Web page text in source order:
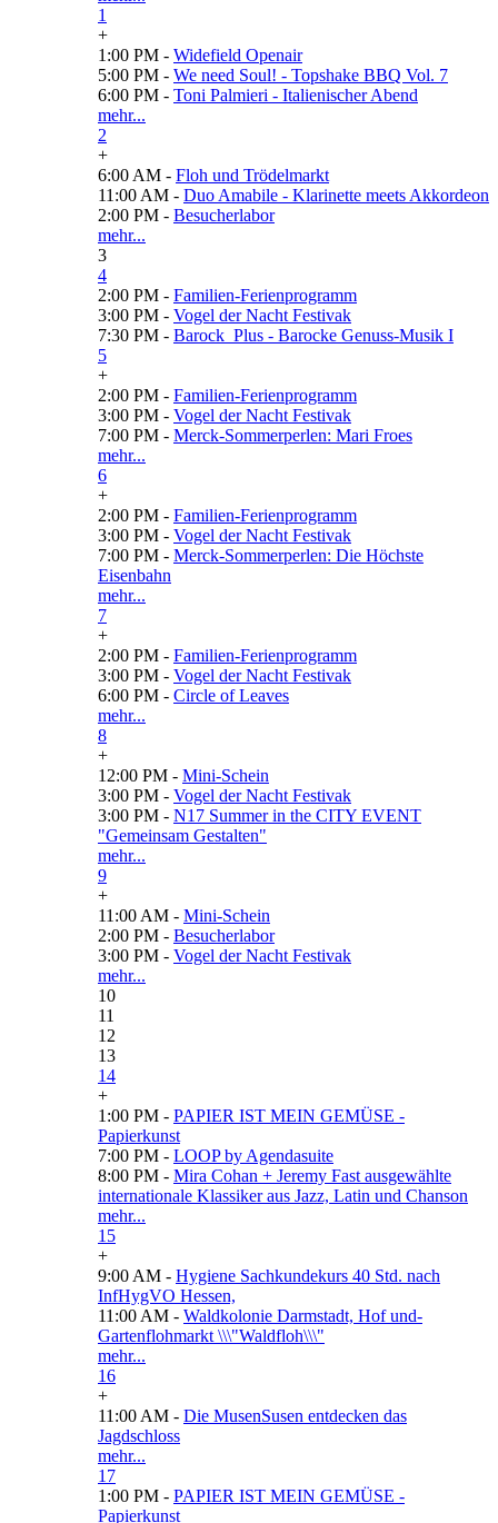
1
+
1:00 PM - Widefield Openair
5:00 PM - We need Soul! - Topshake BBQ Vol. 7
6:00 PM - Toni Palmieri - Italienischer Abend
mehr...
2
+
6:00 AM - Floh und Trödelmarkt
11:00 AM - Duo Amabile - Klarinette meets Akkordeon
2:00 PM - Besucherlabor
mehr...
3
4
2:00 PM - Familien-Ferienprogramm
3:00 PM - Vogel der Nacht Festivak
7:30 PM - Barock_Plus - Barocke Genuss-Musik I
5
+
2:00 PM - Familien-Ferienprogramm
3:00 PM - Vogel der Nacht Festivak
7:00 PM - Merck-Sommerperlen: Mari Froes
mehr...
6
+
2:00 PM - Familien-Ferienprogramm
3:00 PM - Vogel der Nacht Festivak
7:00 PM - Merck-Sommerperlen: Die Höchste
Eisenbahn
mehr...
7
+
2:00 PM - Familien-Ferienprogramm
3:00 PM - Vogel der Nacht Festivak
6:00 PM - Circle of Leaves
mehr...
8
+
12:00 PM - Mini-Schein
3:00 PM - Vogel der Nacht Festivak
3:00 PM - N17 Summer in the CITY EVENT
"Gemeinsam Gestalten"
mehr...
9
+
11:00 AM - Mini-Schein
2:00 PM - Besucherlabor
3:00 PM - Vogel der Nacht Festivak
mehr...
10
11
12
13
14
+
1:00 PM - PAPIER IST MEIN GEMÜSE -
Papierkunst
7:00 PM - LOOP by Agendasuite
8:00 PM - Mira Cohan + Jeremy Fast ausgewählte
internationale Klassiker aus Jazz, Latin und Chanson
mehr...
15
+
9:00 AM - Hygiene Sachkundekurs 40 Std. nach
InfHygVO Hessen,
11:00 AM - Waldkolonie Darmstadt, Hof und-
Gartenflohmarkt \\\"Waldfloh\\\"
mehr...
16
+
11:00 AM - Die MusenSusen entdecken das
Jagdschloss
mehr...
17
1:00 PM - PAPIER IST MEIN GEMÜSE -
Papierkunst